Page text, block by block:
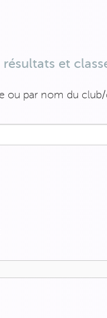
et
ou par nom du